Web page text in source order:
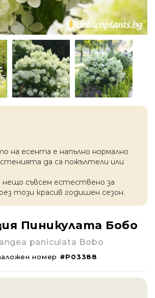
на есентa е напълно нормално
да са пожълтели или
съвсем естествено за
този красив годишен сезон.
Пиникулата Бобо
paniculata Bobo
номер #P03388